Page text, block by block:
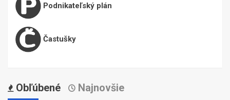
Podnikateľský plán
Častušky
Obľúbené Najnovšie